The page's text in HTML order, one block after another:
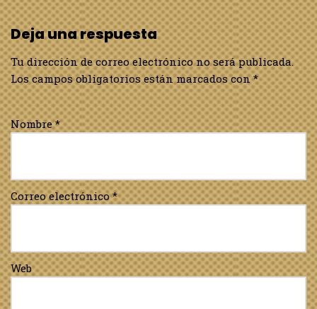
Deja una respuesta
Tu dirección de correo electrónico no será publicada.
Los campos obligatorios están marcados con*
Nombre*
Correo electrónico*
Web